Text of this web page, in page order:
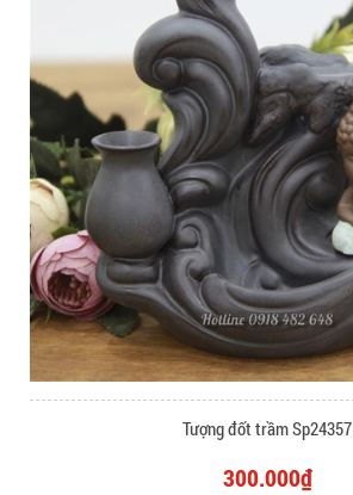
Tượng đốt trầm Sp24357
300.000₫